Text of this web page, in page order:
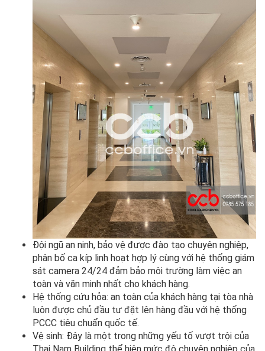
Đội ngũ an ninh, bảo vệ được đào tạo chuyên nghiệp,
phân bố ca kíp linh hoạt hợp lý cùng với hệ thống giám
sát camera 24/24 đảm bảo môi trường làm việc an
toàn và văn minh nhất cho khách hàng.
Hệ thống cứu hỏa: an toàn của khách hàng tại tòa nhà
luôn được chủ đầu tư đặt lên hàng đầu với hệ thống
PCCC tiêu chuẩn quốc tế.
Vệ sinh: Đây là một trong những yếu tố vượt trội của